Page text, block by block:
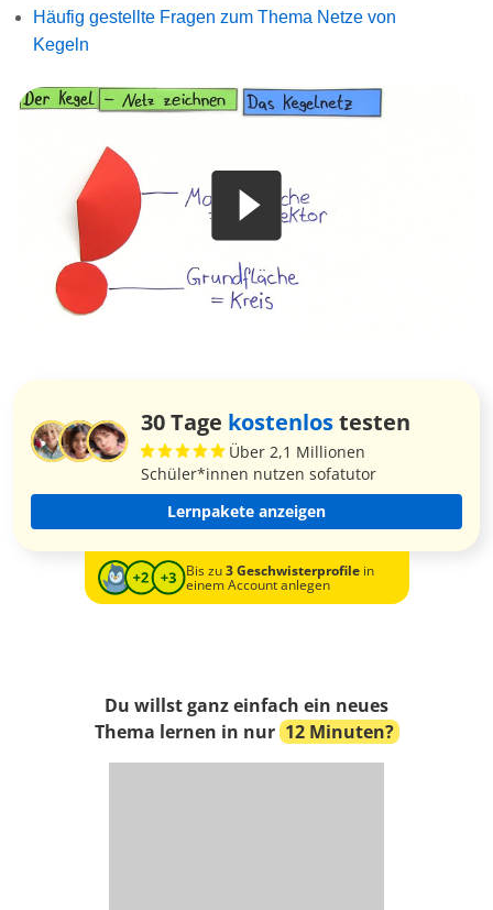
Häufig gestellte Fragen zum Thema Netze von
Kegeln
30 Tage kostenlostesten
Über 2,1 Millionen
Schüler*innen nutzen sofatutor
Lernpakete anzeigen
Bis zu3 Geschwisterprofilein
einem Account anlegen
Du willst ganz einfach ein neues
Thema lernen in nur 12 Minuten?